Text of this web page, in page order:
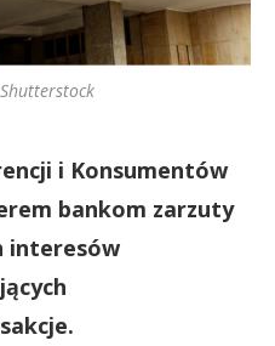
i Konsumentów
bankom zarzuty
interesów